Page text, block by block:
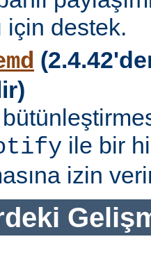
için destek.
ile bir
izin